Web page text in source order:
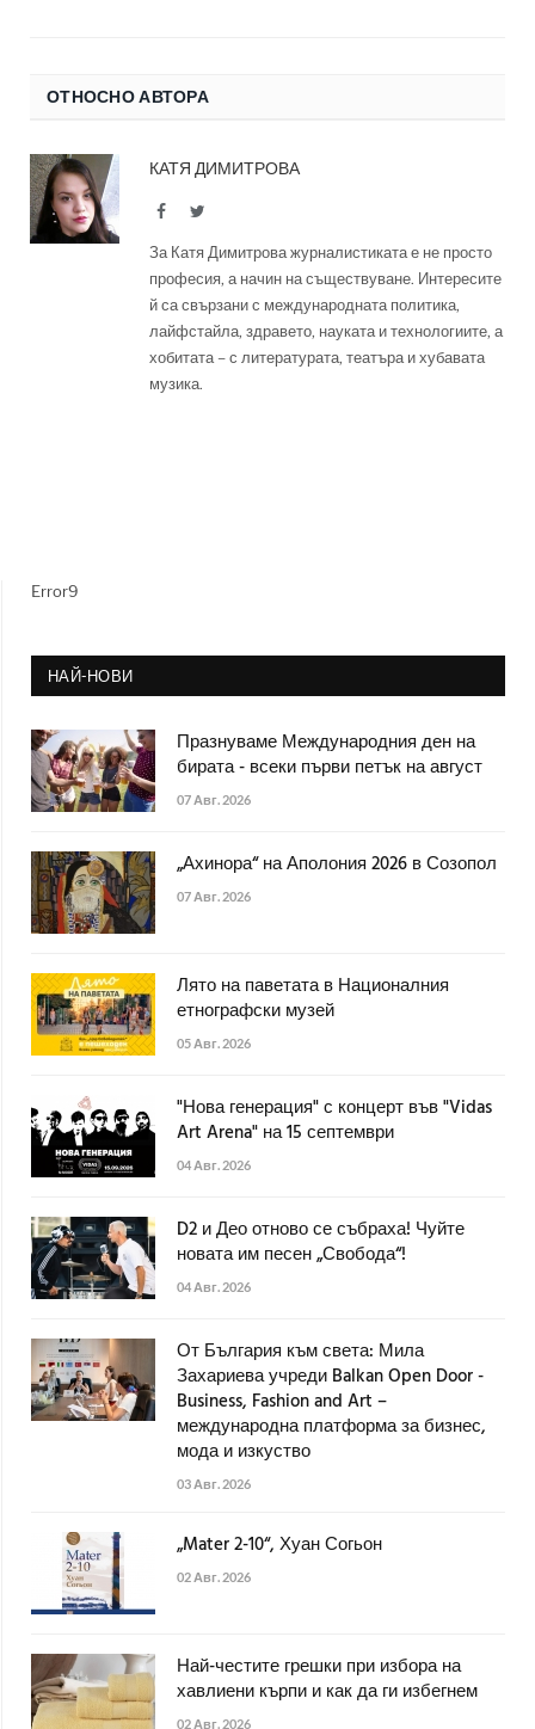
ОТНОСНО АВТОРА
КАТЯ ДИМИТРОВА
FacebookTwitter
За Катя Димитрова журналистиката е не просто
професия, а начин на съществуване. Интересите
й са свързани с международната политика,
лайфстайла, здравето, науката и технологиите, а
хобитата – с литературата, театъра и хубавата
музика.
Error9
НАЙ-НОВИ
Празнуваме Международния ден на
бирата - всеки първи петък на август
07 Авг. 2026
„Ахинора“ на Аполония 2026 в Созопол
07 Авг. 2026
Лято на паветата в Националния
етнографски музей
05 Авг. 2026
"Нова генерация" с концерт във "Vidas
Art Arena" на 15 септември
04 Авг. 2026
D2 и Део отново се събраха! Чуйте
новата им песен „Свобода“!
04 Авг. 2026
От България към света: Мила
Захариева учреди Balkan Open Door -
Business, Fashion and Art –
международна платформа за бизнес,
мода и изкуство
03 Авг. 2026
„Mater 2-10“, Хуан Согьон
02 Авг. 2026
Най-честите грешки при избора на
хавлиени кърпи и как да ги избегнем
02 Авг. 2026